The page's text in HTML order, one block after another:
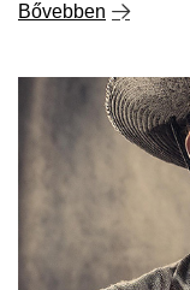
Bővebben